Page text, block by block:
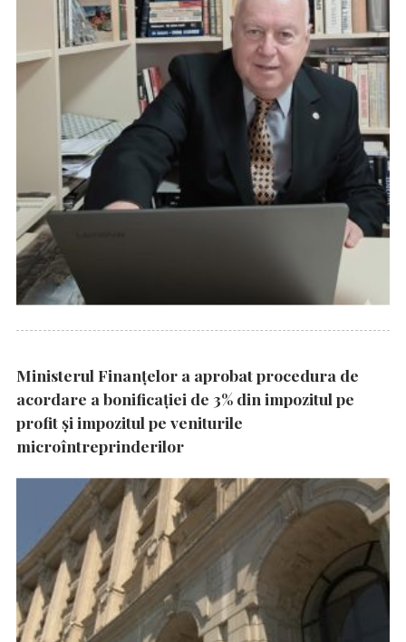
Ministerul Finanțelor a aprobat procedura de
acordare a bonificației de 3% din impozitul pe
profit și impozitul pe veniturile
microîntreprinderilor